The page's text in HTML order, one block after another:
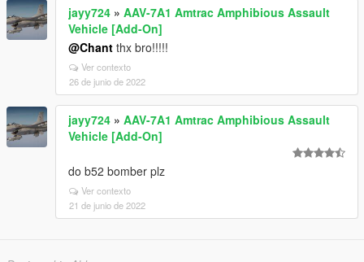
jayy724 » AAV-7A1 Amtrac Amphibious Assault
Vehicle [Add-On]
@Chant thx bro!!!!!
Ver contexto
26 de junio de 2022
jayy724 » AAV-7A1 Amtrac Amphibious Assault
Vehicle [Add-On]
do b52 bomber plz
Ver contexto
21 de junio de 2022